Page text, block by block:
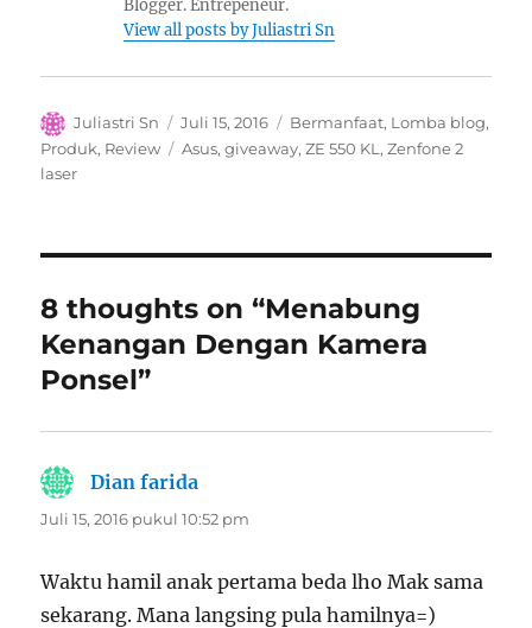
Blogger. Entrepeneur.
View all posts by Juliastri Sn
Author
Juliastri Sn
Posted
on
Juli 15, 2016 Categories
Bermanfaat, Lomba blog,
Produk, Review Tags
Asus,giveaway,ZE 550 KL ,Zenfone 2
laser
8 thoughts on “Menabung
Kenangan Dengan Kamera
Ponsel”
Dian farida
Juli 15, 2016 pukul 10:52 pm
Waktu hamil anak pertama beda lho Mak sama
sekarang. Mana langsing pula hamilnya=)